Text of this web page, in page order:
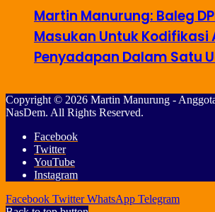
Martin Manurung: Baleg
Masukan Untuk Kodifikasi
Penyadapan Dalam Satu
Copyright © 2026 Martin Manurung -
NasDem. All Rights Reserved.
Facebook
Twitter
YouTube
Instagram
Facebook Twitter WhatsApp Telegram